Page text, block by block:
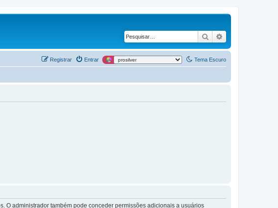
Pesquisar
Tema Escuro
Entrar
Registrar
O administrador também pode conceder permissões adicionais a usuários